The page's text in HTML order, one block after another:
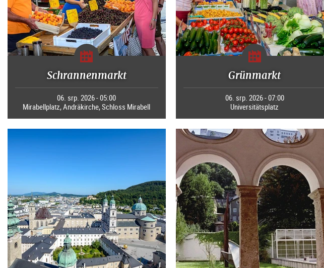
Schrannenmarkt
06. srp. 2026 - 05:00
Mirabellplatz, Andräkirche, Schloss Mirabell
Grünmarkt
06. srp. 2026 - 07:00
Universitätsplatz